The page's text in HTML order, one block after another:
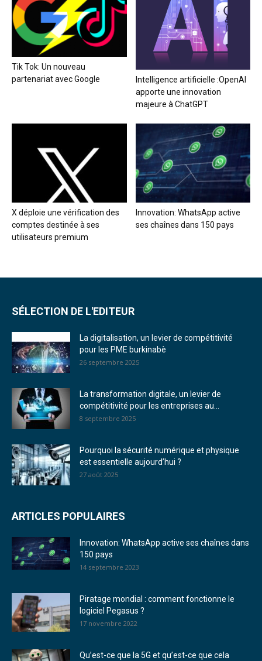
Tik Tok: Un nouveau
partenariat avec Google
Intelligence artificielle :OpenAI
apporte une innovation
majeure à ChatGPT
X déploie une vérification des
comptes destinée à ses
utilisateurs premium
Innovation: WhatsApp active
ses chaînes dans 150 pays
SÉLECTION DE L'EDITEUR
La digitalisation, un levier de compétitivité
pour les PME burkinabè
26 septembre 2025
La transformation digitale, un levier de
compétitivité pour les entreprises au...
8 septembre 2025
Pourquoi la sécurité numérique et physique
est essentielle aujourd’hui ?
27 août 2025
ARTICLES POPULAIRES
Innovation: WhatsApp active ses chaînes dans
150 pays
14 septembre 2023
Piratage mondial : comment fonctionne le
logiciel Pegasus ?
17 novembre 2022
Qu’est-ce que la 5G et qu’est-ce que cela